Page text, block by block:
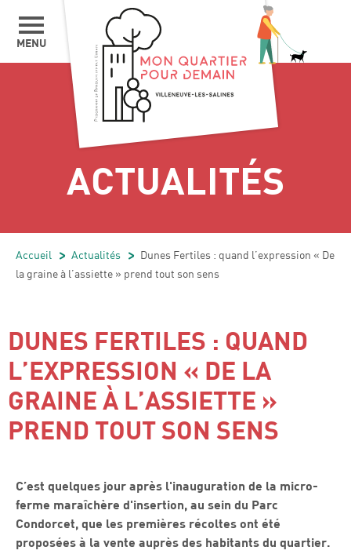
MENU
ACTUALITÉS
Accueil Actualités
Dunes Fertiles : quand l’expression « De
la graine à l’assiette » prend tout son sens
DUNES FERTILES : QUAND
L’EXPRESSION « DE LA
GRAINE À L’ASSIETTE »
PREND TOUT SON SENS
C’est quelques jour après l'inauguration de la micro-
ferme maraîchère d'insertion, au sein du Parc
Condorcet, que les premières récoltes ont été
proposées à la vente auprès des habitants du quartier.